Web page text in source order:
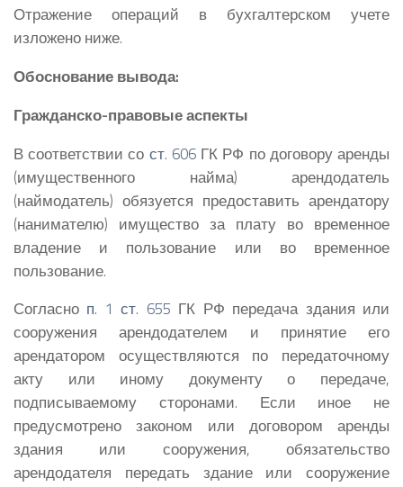
Отражение операций в бухгалтерском учете
изложено ниже.
Обоснование вывода:
Гражданско-правовые аспекты
В соответствии со ст. 606ГК РФ по договору аренды
(имущественного найма) арендодатель
(наймодатель) обязуется предоставить арендатору
(нанимателю) имущество за плату во временное
владение и пользование или во временное
пользование.
Согласно п. 1 ст. 655 ГК РФ передача здания или
сооружения арендодателем и принятие его
арендатором осуществляются по передаточному
акту или иному документу о передаче,
подписываемому сторонами. Если иное не
предусмотрено законом или договором аренды
здания или сооружения, обязательство
арендодателя передать здание или сооружение